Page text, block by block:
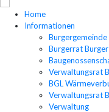
Home
Informationen
Burgergemeinde
Burgerrat
Verwaltungsrat
BGL
Verwaltungsrat
Verwaltung